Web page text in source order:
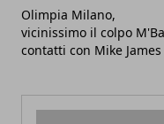
Olimpia Milano,
vicinissimo il colpo
contatti con Mike James